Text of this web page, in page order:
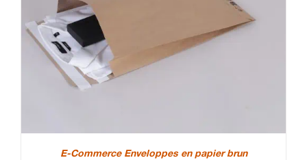
E-Commerce Enveloppes en papier brun